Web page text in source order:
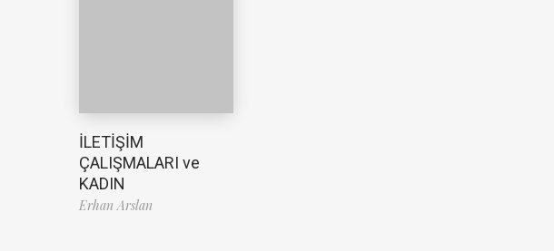
İLETİŞİM
ÇALIŞMALARI ve
KADIN
Erhan Arslan